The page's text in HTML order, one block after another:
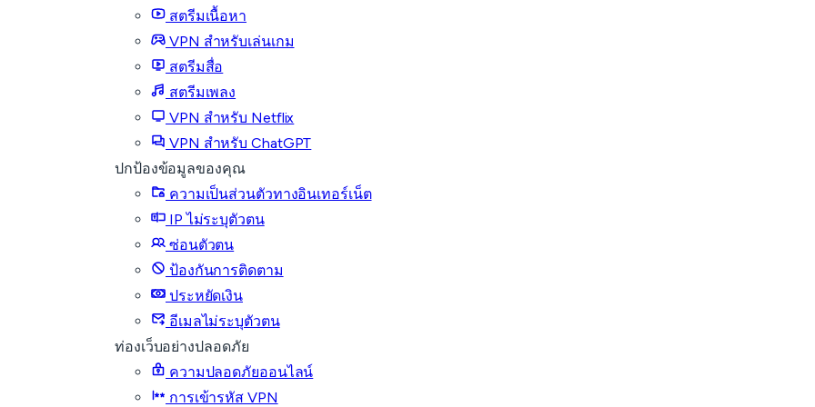
สตรีมเนื้อหา
VPN สำหรับเล่นเกม
สตรีมสื่อ
สตรีมเพลง
VPN สำหรับ Netflix
VPN สำหรับ ChatGPT
ปกป้องข้อมูลของคุณ
ความเป็นส่วนตัวทางอินเทอร์เน็ต
IP ไม่ระบุตัวตน
ซ่อนตัวตน
ป้องกันการติดตาม
ประหยัดเงิน
อีเมลไม่ระบุตัวตน
ท่องเว็บอย่างปลอดภัย
ความปลอดภัยออนไลน์
การเข้ารหัส VPN